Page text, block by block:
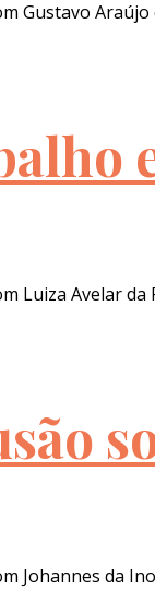
Gustavo
Luiza Avelar da
Johannes da